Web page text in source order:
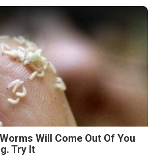
Will Come Out Of You
Try It